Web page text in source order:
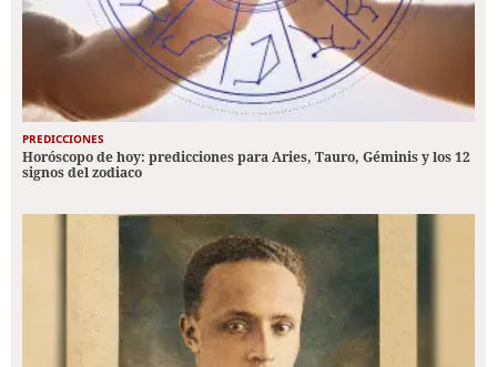
PREDICCIONES
Horóscopo de hoy: predicciones para Aries, Tauro, Géminis y los 12
signos del zodiaco